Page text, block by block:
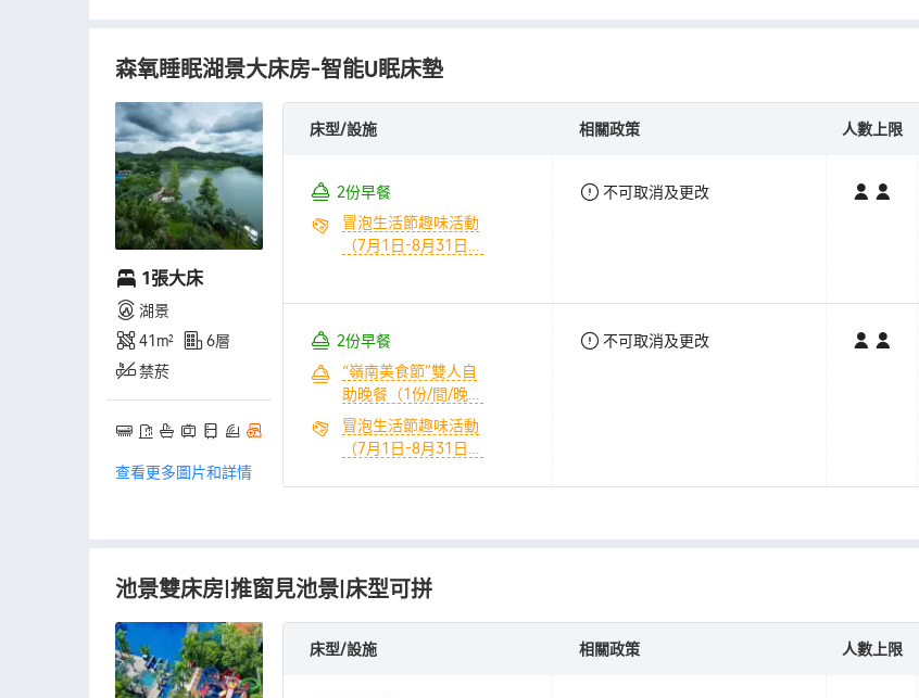
春樂園大草坪體驗
（共1份/間） + 580
森氧睡眠湖景大床房-智能U眠床墊
1張大床
湖景
41㎡
6層
禁菸
查看更多圖片和詳情
床型/設施 相關政策 人數上限
2份早餐
冒泡生活節趣味活動
（7月1日-8月31日）
+ 無限次幹蒸、濕蒸
無限次室內温泉水療
體驗（2份/間/晚） +
青春樂園大草坪體驗
（共1份/間） + 童趣
不可取消及更改
2份早餐
“嶺南美食節”雙人自
助晚餐（1份/間/晚）
+ 歡迎水果（共1份/
間）
冒泡生活節趣味活動
（7月1日-8月31日）
限次室內温泉水療體
（共2份/間） + 580
不可取消及更改
池景雙床房|推窗見池景|床型可拼
床型/設施 相關政策 人數上限